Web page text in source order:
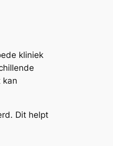
kliniek
kan
Dit helpt